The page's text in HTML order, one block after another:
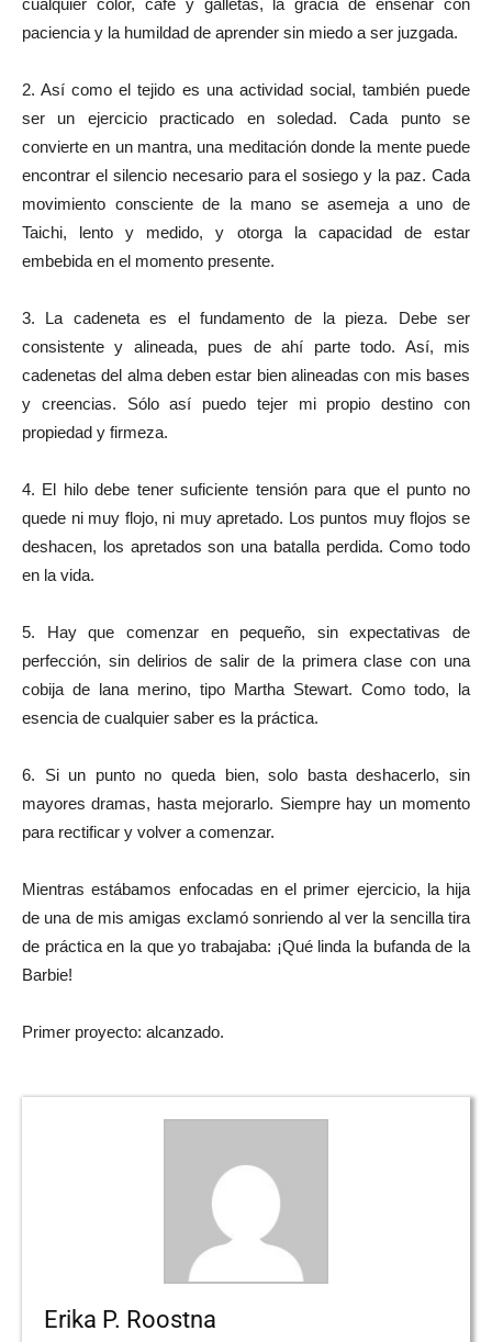
cualquier color, café y galletas, la gracia de enseñar con
paciencia y la humildad de aprender sin miedo a ser juzgada.
2. Así como el tejido es una actividad social, también puede
ser un ejercicio practicado en soledad. Cada punto se
convierte en un mantra, una meditación donde la mente puede
encontrar el silencio necesario para el sosiego y la paz. Cada
movimiento consciente de la mano se asemeja a uno de
Taichi, lento y medido, y otorga la capacidad de estar
embebida en el momento presente.
3. La cadeneta es el fundamento de la pieza. Debe ser
consistente y alineada, pues de ahí parte todo. Así, mis
cadenetas del alma deben estar bien alineadas con mis bases
y creencias. Sólo así puedo tejer mi propio destino con
propiedad y firmeza.
4. El hilo debe tener suficiente tensión para que el punto no
quede ni muy flojo, ni muy apretado. Los puntos muy flojos se
deshacen, los apretados son una batalla perdida. Como todo
en la vida.
5. Hay que comenzar en pequeño, sin expectativas de
perfección, sin delirios de salir de la primera clase con una
cobija de lana merino, tipo Martha Stewart. Como todo, la
esencia de cualquier saber es la práctica.
6. Si un punto no queda bien, solo basta deshacerlo, sin
mayores dramas, hasta mejorarlo. Siempre hay un momento
para rectificar y volver a comenzar.
Mientras estábamos enfocadas en el primer ejercicio, la hija
de una de mis amigas exclamó sonriendo al ver la sencilla tira
de práctica en la que yo trabajaba: ¡Qué linda la bufanda de la
Barbie!
Primer proyecto: alcanzado.
Erika P. Roostna